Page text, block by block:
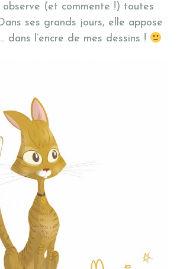
observe (et commente !) toutes
ses grands jours, elle appose
dans l’encre de mes dessins !